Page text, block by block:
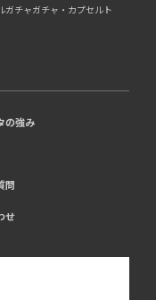
ガチャガチャ・カプセルト
の強み
問
せ